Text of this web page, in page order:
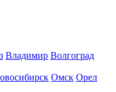
Владимир Волгоград
Омск Орел